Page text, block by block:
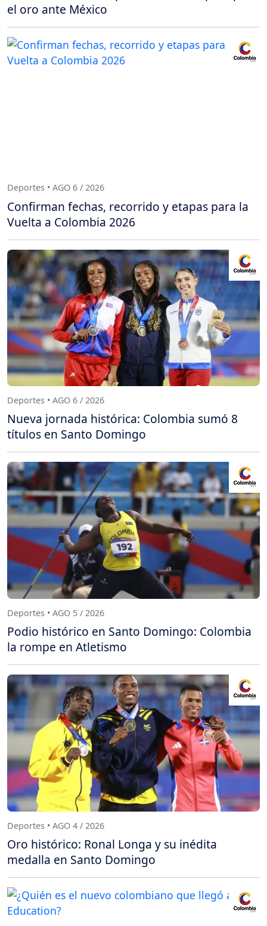
el oro ante México
Deportes • AGO 6 / 2026
Confirman fechas, recorrido y etapas para la
Vuelta a Colombia 2026
Deportes • AGO 6 / 2026
Nueva jornada histórica: Colombia sumó 8
títulos en Santo Domingo
Deportes • AGO 5 / 2026
Podio histórico en Santo Domingo: Colombia
la rompe en Atletismo
Deportes • AGO 4 / 2026
Oro histórico: Ronal Longa y su inédita
medalla en Santo Domingo